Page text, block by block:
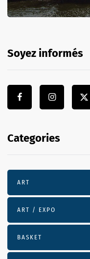
Soyez informés
Categories
ART
ART / EXPO
BASKET